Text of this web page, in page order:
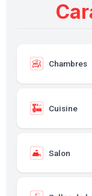
Chambres
Cuisine
Salon